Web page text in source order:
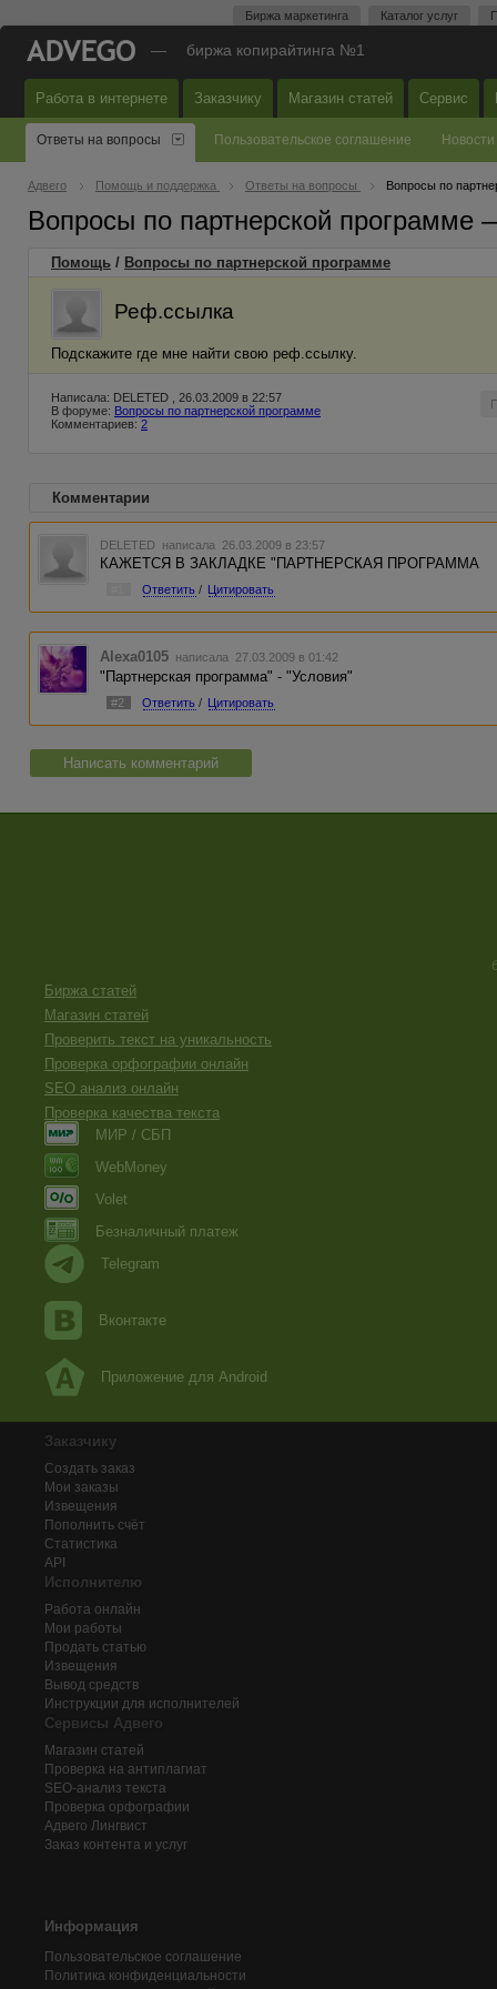
Биржа маркетинга Каталог услуг
— биржа копирайтинга №1
Работа в интернете Заказчику Магазин статей Сервис
Ответы на вопросы Пользовательское соглашение Новости
Адвего Помощь и поддержка Ответы на вопросы Вопросы по
Вопросы по партнерской
Помощь / Вопросы по партнерской программе
Реф.ссылка
Подскажите где мне найти свою реф.ссылку.
Написала: DELETED , 26.03.2009 в 22:57
В форуме: Вопросы по партнерской программе
Комментариев: 2
Комментарии
DELETED написала 26.03.2009 в 23:57
КАЖЕТСЯ В ЗАКЛАДКЕ "ПАРТНЕРСКАЯ ПРОГРАММА
Ответить / Цитировать
Alexa0105 написала 27.03.2009 в 01:42
"Партнерская программа" - "Условия"
#2 Ответить / Цитировать
Написать комментарий
Биржа статей
Магазин статей
Проверить текст на уникальность
Проверка орфографии онлайн
SEO анализ онлайн
Проверка качества текста
МИР / СБП
WebMoney
Volet
Безналичный платеж
Telegram
Вконтакте
Приложение для Android
Заказчику
Создать заказ
Мои заказы
Извещения
Пополнить счёт
Статистика
API
Исполнителю
Работа онлайн
Мои работы
Продать статью
Извещения
Вывод средств
Инструкции для исполнителей
Сервисы Адвего
Магазин статей
Проверка на антиплагиат
SEO-анализ текста
Проверка орфографии
Адвего Лингвист
Заказ контента и услуг
Информация
Пользовательское соглашение
Политика конфиденциальности